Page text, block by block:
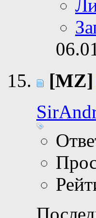
[MZ]